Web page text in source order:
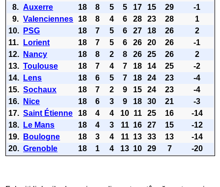
8. Auxerre 18 8 5 5 17 15 29
-1
9. Valenciennes 18 8 4 6 28 23 28
1
10.
PSG 18 7 5 6 27 18 26
2
11.
Lorient 18 7 5 6 26 20 26
-1
12.
Nancy 18 8 2 8 26 25 26
2
13. Toulouse 18 7 4 7 18 14 25
-2
14.
Lens 18 6 5 7 18 24 23
-4
15. Sochaux 18 7 2 9 15 24 23
-4
16.
Nice 18 6 3 9 18 30 21
-3
17. Saint Étienne 18 4 4 10 11 25 16
-14
18.
Le Mans 18 4 3 11 16 27 15
-12
19.
Boulogne 18 3 4 11 13 33 13
-14
20. Grenoble 18 1 4 13 10 29 7 -20